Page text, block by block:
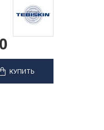
КУПИТЬ